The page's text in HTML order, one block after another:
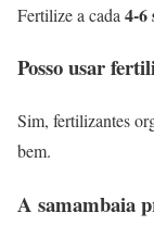
Fertilize a cada 4-6
Posso usar
Sim, fertilizantes
bem.
A samambaia